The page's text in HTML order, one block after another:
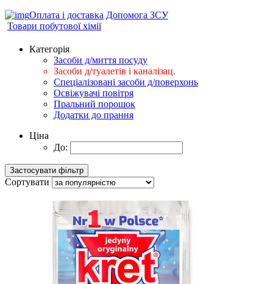
Оплата і доставка Допомога ЗСУ
Товари побутової хімії
Категорія
Засоби д/миття посуду
Засоби д/туалетів і каналізац.
Спеціалізовані засоби д/поверхонь
Освіжувачі повітря
Пральний порошок
Додатки до прання
Ціна
До:
Сортувати